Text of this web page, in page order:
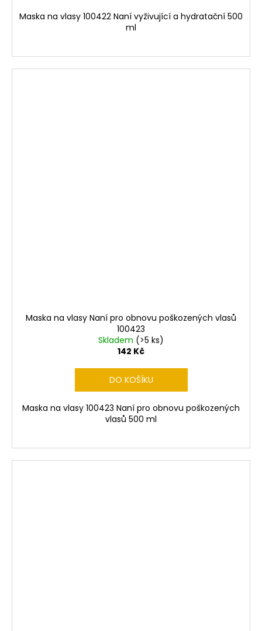
Maska na vlasy 100422 Naní vyživující a hydratační 500
ml
Maska na vlasy Naní pro obnovu poškozených vlasů
100423
Skladem (>5 ks)
142 Kč
DO KOŠÍKU
Maska na vlasy 100423 Naní pro obnovu poškozených
vlasů 500 ml